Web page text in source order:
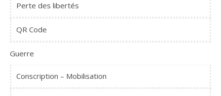
Perte des libertés
QR Code
Guerre
Conscription – Mobilisation